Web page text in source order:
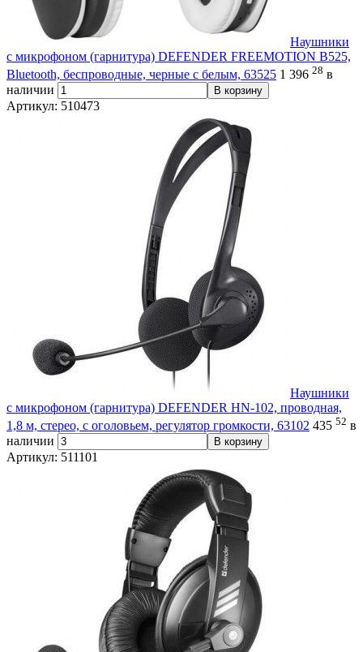
Наушники
с микрофоном (гарнитура) DEFENDER FREEMOTION B525,
Bluetooth, беспроводные, черные с белым, 63525 1 396 28 в
наличии
В корзину
Артикул: 510473
Наушники
с микрофоном (гарнитура) DEFENDER HN-102, проводная,
1,8 м, стерео, с оголовьем, регулятор громкости, 63102 435 52 в
наличии
В корзину
Артикул: 511101